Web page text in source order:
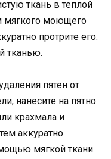
ткань в теплой
мягкого моющего
протрите его.
тканью.
пятен от
нанесите на пятно
крахмала и
аккуратно
мягкой ткани.